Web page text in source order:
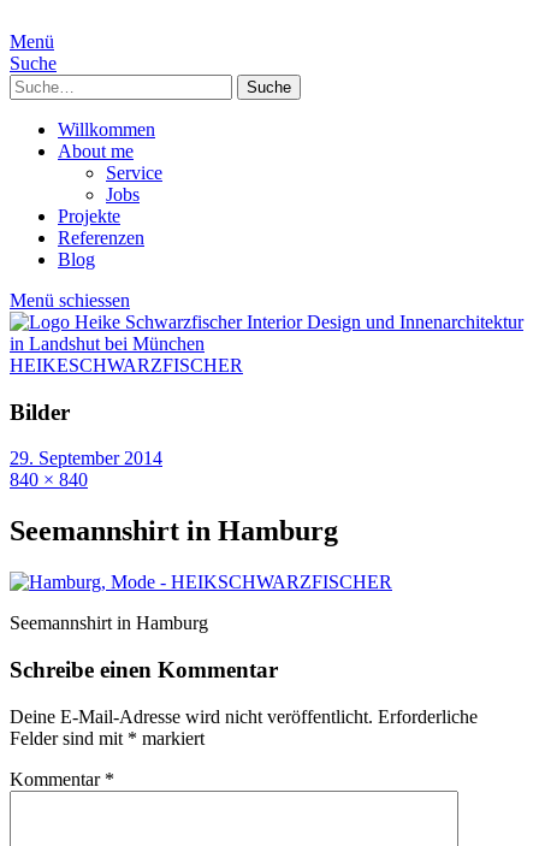
Menü
Suche
Suche
Willkommen
About me
Service
Jobs
Projekte
Referenzen
Blog
Menü schiessen
HEIKESCHWARZFISCHER
Bilder
29. September 2014
840 × 840
Seemannshirt in Hamburg
Seemannshirt in Hamburg
Schreibe einen Kommentar
Deine E-Mail-Adresse wird nicht veröffentlicht. Erforderliche
Felder sind mit * markiert
Kommentar *